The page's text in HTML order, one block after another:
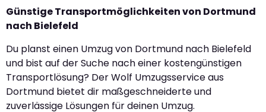
Günstige Transportmöglichkeiten von Dortmund
nach Bielefeld
Du planst einen Umzug von Dortmund nach Bielefeld
und bist auf der Suche nach einer kostengünstigen
Transportlösung? Der Wolf Umzugsservice aus
Dortmund bietet dir maßgeschneiderte und
zuverlässige Lösungen für deinen Umzug.